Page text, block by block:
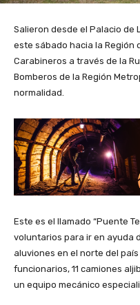
Salieron desde el Palacio de
este sábado hacia la Región
Carabineros a través de la
Bomberos de la Región
normalidad.
Este es el llamado “Puente
voluntarios para ir en ayuda
aluviones en el norte del
funcionarios, 11 camiones
un equipo mecánico